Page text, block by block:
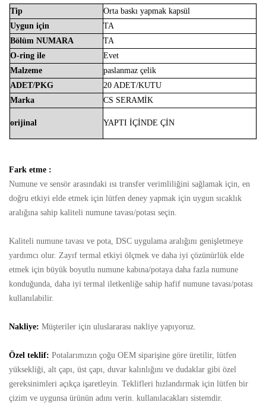
Tip Orta baskı yapmak kapsül
Uygun için
TA
Bölüm NUMARA
TA
O-ring ile
Evet
Malzeme
paslanmaz çelik
ADET/PKG
20 ADET/KUTU
Marka
CS SERAMİK
orijinal YAPTI İÇİNDE ÇİN
Fark etme :
Numune ve sensör arasındaki ısı transfer verimliliğini sağlamak için, en
doğru etkiyi elde etmek için lütfen deney yapmak için uygun sıcaklık
aralığına sahip kaliteli numune tavası/potası seçin.
Kaliteli numune tavası ve pota, DSC uygulama aralığını genişletmeye
yardımcı olur. Zayıf termal etkiyi ölçmek ve daha iyi çözünürlük elde
etmek için büyük boyutlu numune kabına/potaya daha fazla numune
konduğunda, daha iyi termal iletkenliğe sahip hafif numune tavası/potası
kullanılabilir.
Nakliye: Müşteriler için uluslararası nakliye yapıyoruz.
Özel teklif: Potalarımızın çoğu OEM siparişine göre üretilir, lütfen
yüksekliği, alt çapı, üst çapı, duvar kalınlığını ve dudaklar gibi özel
gereksinimleri açıkça işaretleyin. Teklifleri hızlandırmak için lütfen bir
çizim ve uygunsa ürünün adını verin. kullanılacakları sistemdir.